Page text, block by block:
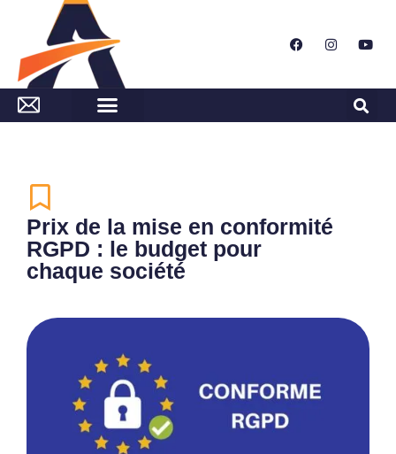
Prix de la mise en conformité
RGPD : le budget pour
chaque société